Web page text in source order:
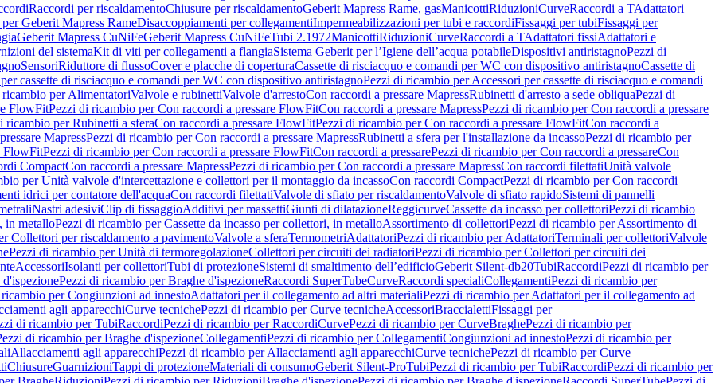
Raccordi per riscaldamentoChiusure per riscaldamentoGeberit Mapress Rame, gasManicottiRiduzioniCurveRaccordi a TAdattatori
Geberit Mapress RameDisaccoppiamenti per collegamentiImpermeabilizzazioni per tubi e raccordiFissaggi per tubiFissaggi per
Geberit Mapress CuNiFeGeberit Mapress CuNiFeTubi 2.1972ManicottiRiduzioniCurveRaccordi a TAdattatori fissiAdattatori e
del sistemaKit di viti per collegamenti a flangiaSistema Geberit per l’Igiene dell’acqua potabileDispositivi antiristagnoPezzi di
SensoriRiduttore di flussoCover e placche di coperturaCassette di risciacquo e comandi per WC con dispositivo antiristagnoCassette di
cassette di risciacquo e comandi per WC con dispositivo antiristagnoPezzi di ricambio per Accessori per cassette di risciacquo e comandi
per AlimentatoriValvole e rubinettiValvole d'arrestoCon raccordi a pressare MapressRubinetti d'arresto a sede obliquaPezzi di
FlowFitPezzi di ricambio per Con raccordi a pressare FlowFitCon raccordi a pressare MapressPezzi di ricambio per Con raccordi a pressare
ricambio per Rubinetti a sferaCon raccordi a pressare FlowFitPezzi di ricambio per Con raccordi a pressare FlowFitCon raccordi a
MapressPezzi di ricambio per Con raccordi a pressare MapressRubinetti a sfera per l'installazione da incassoPezzi di ricambio per
FlowFitPezzi di ricambio per Con raccordi a pressare FlowFitCon raccordi a pressarePezzi di ricambio per Con raccordi a pressareCon
CompactCon raccordi a pressare MapressPezzi di ricambio per Con raccordi a pressare MapressCon raccordi filettatiUnità valvole
per Unità valvole d'intercettazione e collettori per il montaggio da incassoCon raccordi CompactPezzi di ricambio per Con raccordi
idrici per contatore dell'acquaCon raccordi filettatiValvole di sfiato per riscaldamentoValvole di sfiato rapidoSistemi di pannelli
Nastri adesiviClip di fissaggioAdditivi per massettiGiunti di dilatazioneReggicurveCassette da incasso per collettoriPezzi di ricambio
in metalloPezzi di ricambio per Cassette da incasso per collettori, in metalloAssortimento di collettoriPezzi di ricambio per Assortimento di
Collettori per riscaldamento a pavimentoValvole a sferaTermometriAdattatoriPezzi di ricambio per AdattatoriTerminali per collettoriValvole
Pezzi di ricambio per Unità di termoregolazioneCollettori per circuiti dei radiatoriPezzi di ricambio per Collettori per circuiti dei
AccessoriIsolanti per collettoriTubi di protezioneSistemi di smaltimento dell’edificioGeberit Silent-db20TubiRaccordiPezzi di ricambio per
Pezzi di ricambio per Braghe d'ispezioneRaccordi SuperTubeCurveRaccordi specialiCollegamentiPezzi di ricambio per
per Congiunzioni ad innestoAdattatori per il collegamento ad altri materialiPezzi di ricambio per Adattatori per il collegamento ad
agli apparecchiCurve tecnichePezzi di ricambio per Curve tecnicheAccessoriBraccialettiFissaggi per
di ricambio per TubiRaccordiPezzi di ricambio per RaccordiCurvePezzi di ricambio per CurveBraghePezzi di ricambio per
di ricambio per Braghe d'ispezioneCollegamentiPezzi di ricambio per CollegamentiCongiunzioni ad innestoPezzi di ricambio per
Allacciamenti agli apparecchiPezzi di ricambio per Allacciamenti agli apparecchiCurve tecnichePezzi di ricambio per Curve
ChiusureGuarnizioniTappi di protezioneMateriali di consumoGeberit Silent-ProTubiPezzi di ricambio per TubiRaccordiPezzi di ricambio per